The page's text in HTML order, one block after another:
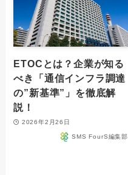
ETOCとは？企業が知る
べき「通信インフラ調達
の”新基準”」を徹底解
説！
2026年2月26日
SMS FourS編集部